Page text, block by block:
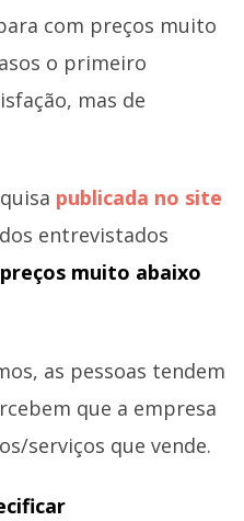
com preços muito
o primeiro
mas de
publicada no site
entrevistados
muito abaixo
as pessoas tendem
que a empresa
serviços que vende.